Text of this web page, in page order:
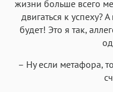
жизни больше всего
двигаться к успеху?
будет! Это я так,
– Ну если метафора,